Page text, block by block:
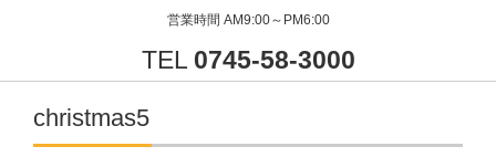
営業時間 AM9:00～PM6:00
TEL 0745-58-3000
christmas5